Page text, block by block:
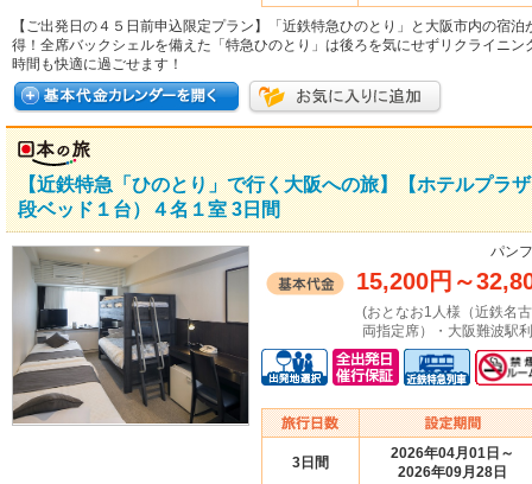
【ご出発日の４５日前申込限定プラン】「近鉄特急ひのとり」と大阪市内の宿泊
得！全席バックシェルを備えた「特急ひのとり」は後ろを気にせずリクライニン
時間も快適に過ごせます！
【近鉄特急「ひのとり」で行く大阪への旅】【ホテルプラ
段ベッド１台）４名１室 3日間
パン
15,200円 ～
(おとなお1人様（近鉄名
両指定席）・大阪難波駅
3日間
2026年04月01日～
2026年09月28日